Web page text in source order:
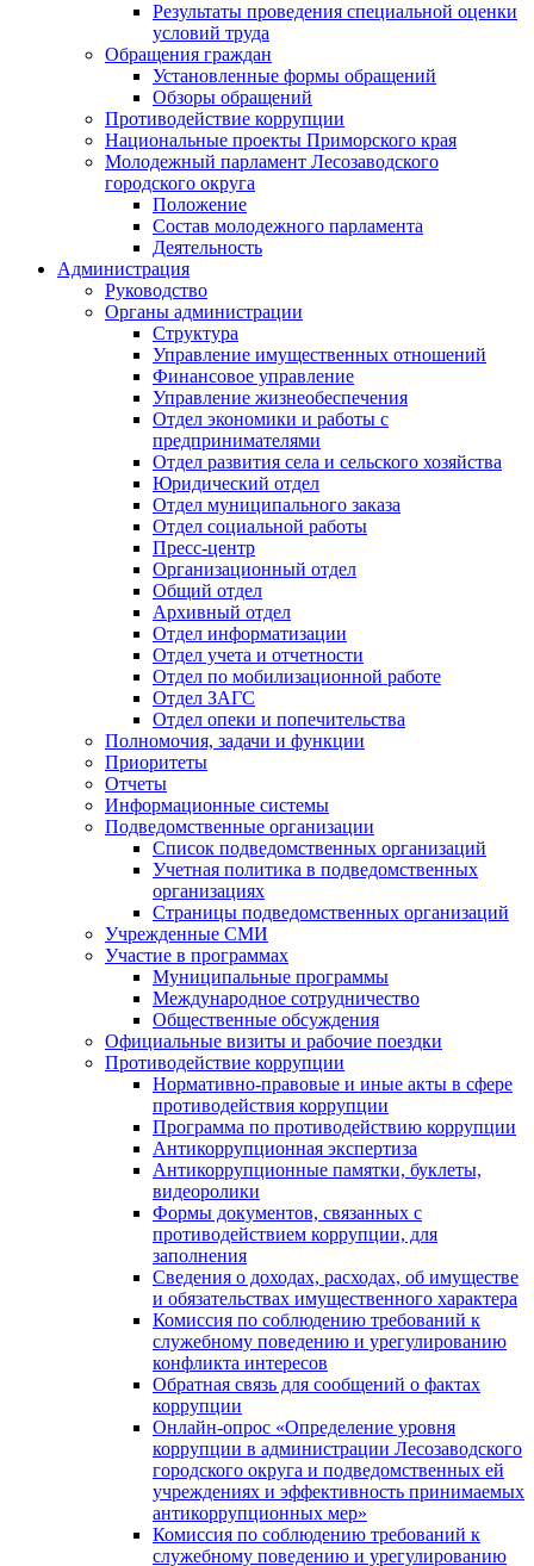
Результаты проведения специальной оценки
условий труда
Обращения граждан
Установленные формы обращений
Обзоры обращений
Противодействие коррупции
Национальные проекты Приморского края
Молодежный парламент Лесозаводского
городского округа
Положение
Состав молодежного парламента
Деятельность
Администрация
Руководство
Органы администрации
Структура
Управление имущественных отношений
Финансовое управление
Управление жизнеобеспечения
Отдел экономики и работы с
предпринимателями
Отдел развития села и сельского хозяйства
Юридический отдел
Отдел муниципального заказа
Отдел социальной работы
Пресс-центр
Организационный отдел
Общий отдел
Архивный отдел
Отдел информатизации
Отдел учета и отчетности
Отдел по мобилизационной работе
Отдел ЗАГС
Отдел опеки и попечительства
Полномочия, задачи и функции
Приоритеты
Отчеты
Информационные системы
Подведомственные организации
Список подведомственных организаций
Учетная политика в подведомственных
организациях
Страницы подведомственных организаций
Учрежденные СМИ
Участие в программах
Муниципальные программы
Международное сотрудничество
Общественные обсуждения
Официальные визиты и рабочие поездки
Противодействие коррупции
Нормативно-правовые и иные акты в сфере
противодействия коррупции
Программа по противодействию коррупции
Антикоррупционная экспертиза
Антикоррупционные памятки, буклеты,
видеоролики
Формы документов, связанных с
противодействием коррупции, для
заполнения
Сведения о доходах, расходах, об имуществе
и обязательствах имущественного характера
Комиссия по соблюдению требований к
служебному поведению и урегулированию
конфликта интересов
Обратная связь для сообщений о фактах
коррупции
Онлайн-опрос «Определение уровня
коррупции в администрации Лесозаводского
городского округа и подведомственных ей
учреждениях и эффективность принимаемых
антикоррупционных мер»
Комиссия по соблюдению требований к
служебному поведению и урегулированию